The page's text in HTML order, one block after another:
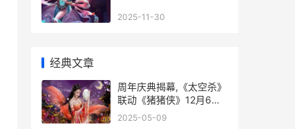
2025-11-30
经典文章
周年庆典揭幕,《太空杀》
联动《猪猪侠》12月6日
正式开始 周年庆典活动
2025-05-09